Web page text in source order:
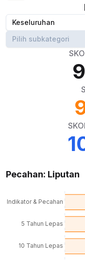
Keseluruhan
Pilih subkategori
Pecahan: Liputan